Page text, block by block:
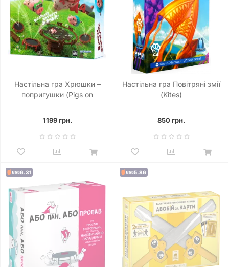
Настільна гра Хрюшки –
попригушки (Pigs on
1199 грн.
Настільна гра Повітряні змії
(Kites)
850 грн.
6.31 5.86